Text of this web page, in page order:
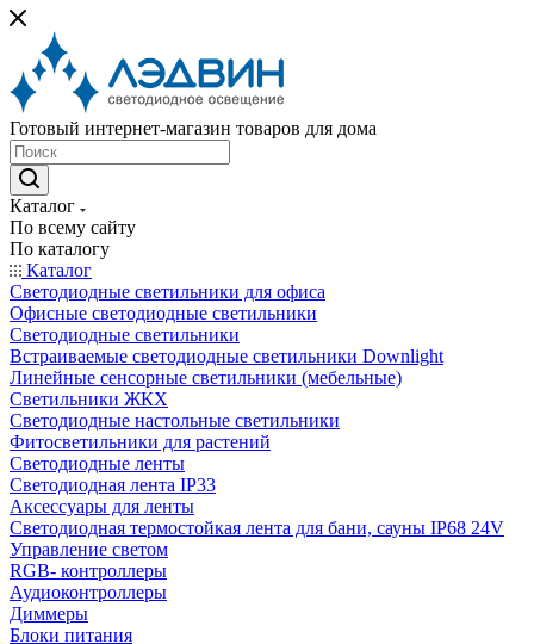
Готовый интернет-магазин товаров для дома
Каталог
По всему сайту
По каталогу
Каталог
Светодиодные светильники для офиса
Офисные светодиодные светильники
Светодиодные светильники
Встраиваемые светодиодные светильники Downlight
Линейные сенсорные светильники (мебельные)
Светильники ЖКХ
Светодиодные настольные светильники
Фитосветильники для растений
Светодиодные ленты
Светодиодная лента IP33
Аксессуары для ленты
Светодиодная термостойкая лента для бани, сауны IP68 24V
Управление светом
RGB- контроллеры
Аудиоконтроллеры
Диммеры
Блоки питания